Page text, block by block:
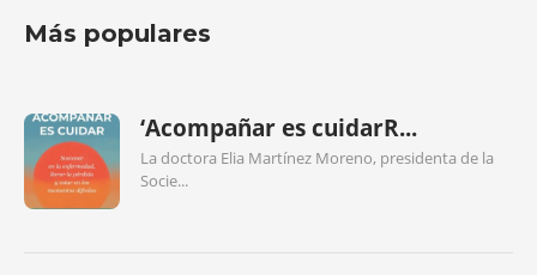
Más populares
‘Acompañar es cuidarR...
La doctora Elia Martínez Moreno, presidenta de la
Socie...